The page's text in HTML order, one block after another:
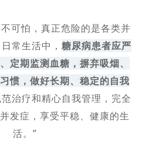
可怕，真正危险的是各类并
常生活中， 糖尿病患者应严
定期监测血糖，摒弃吸烟、
惯，做好长期、稳定的自我
治疗和精心自我管理，完全
发症，享受平稳、健康的生
活。”